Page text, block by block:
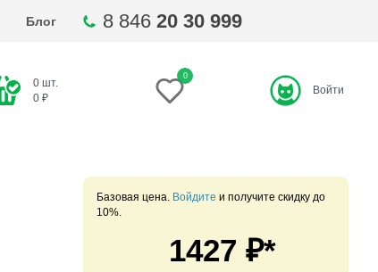
Блог 8 846 20 30 999
0 шт.
0 ₽
0
Войти
Базовая цена. Войдите и получите скидку до
10%.
1427 ₽*